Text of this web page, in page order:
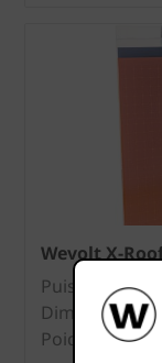
Wevolt X-
Puissance 146
Dimensions:
Poids: 26 kg/m²